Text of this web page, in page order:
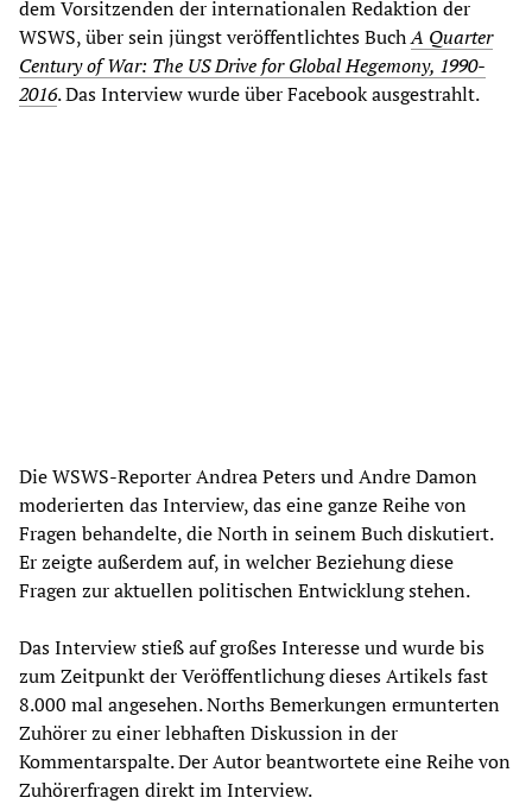
dem Vorsitzenden der internationalen Redaktion der
WSWS, über sein jüngst veröffentlichtes BuchA Quarter
Century of War: The US Drive for Global Hegemony, 1990-
2016. Das Interview wurde über Facebook ausgestrahlt.
Die WSWS-Reporter Andrea Peters und Andre Damon
moderierten das Interview, das eine ganze Reihe von
Fragen behandelte, die North in seinem Buch diskutiert.
Er zeigte außerdem auf, in welcher Beziehung diese
Fragen zur aktuellen politischen Entwicklung stehen.
Das Interview stieß auf großes Interesse und wurde bis
zum Zeitpunkt der Veröffentlichung dieses Artikels fast
8.000 mal angesehen. Norths Bemerkungen ermunterten
Zuhörer zu einer lebhaften Diskussion in der
Kommentarspalte. Der Autor beantwortete eine Reihe von
Zuhörerfragen direkt im Interview.